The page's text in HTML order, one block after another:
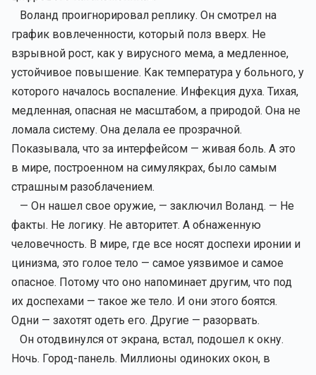
Воланд проигнорировал реплику. Он смотрел на
график вовлеченности, который полз вверх. Не
взрывной рост, как у вирусного мема, а медленное,
устойчивое повышение. Как температура у больного, у
которого началось воспаление. Инфекция духа. Тихая,
медленная, опасная не масштабом, а природой. Она не
ломала систему. Она делала ее прозрачной.
Показывала, что за интерфейсом — живая боль. А это
в мире, построенном на симулякрах, было самым
страшным разоблачением.
— Он нашел свое оружие, — заключил Воланд. — Не
факты. Не логику. Не авторитет. А обнаженную
человечность. В мире, где все носят доспехи иронии и
цинизма, это голое тело — самое уязвимое и самое
опасное. Потому что оно напоминает другим, что под
их доспехами — такое же тело. И они этого боятся.
Одни — захотят одеть его. Другие — разорвать.
Он отодвинулся от экрана, встал, подошел к окну.
Ночь. Город-панель. Миллионы одиноких окон, в